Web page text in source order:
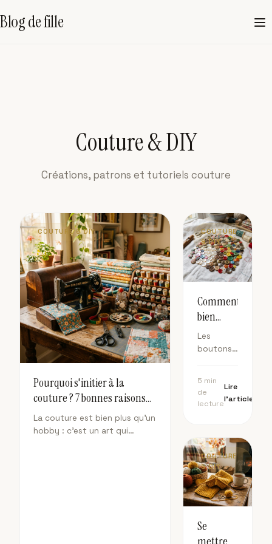
Blog de fille
Couture & DIY
Créations, patrons et tutoriels couture
COUTURE & DIY
Pourquoi s'initier à la
couture ? 7 bonnes raisons
de commencer
La couture est bien plus qu'un
hobby : c'est un art qui
COUTURE
& DIY
Comment
bien
choisir
ses
de
couture ?
Les
boutons
simples
accessoires
subliment
vos
créations.
Voici
notre
guide
choisir les
boutons
5 min
de
lecture
Lire
l'article
COUTURE
& DIY
Se